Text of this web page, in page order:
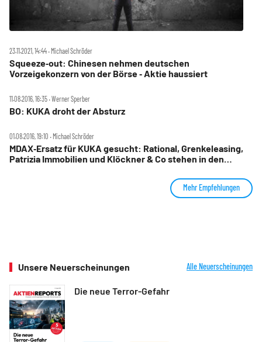
23.11.2021, 14:44 ‧ Michael Schröder
Squeeze‑out: Chinesen nehmen deutschen
Vorzeigekonzern von der Börse ‑ Aktie haussiert
11.08.2016, 16:35 ‧ Werner Sperber
BO: KUKA droht der Absturz
01.08.2016, 19:10 ‧ Michael Schröder
MDAX‑Ersatz für KUKA gesucht: Rational, Grenkeleasing,
Patrizia Immobilien und Klöckner & Co stehen in den
Mehr Empfehlungen
Unsere Neuerscheinungen Alle Neuerscheinungen
Die neue Terror-Gefahr